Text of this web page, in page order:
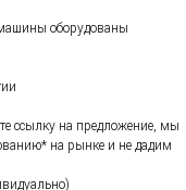
оборудованы
ссылку на предложение, мы
на рынке и не дадим